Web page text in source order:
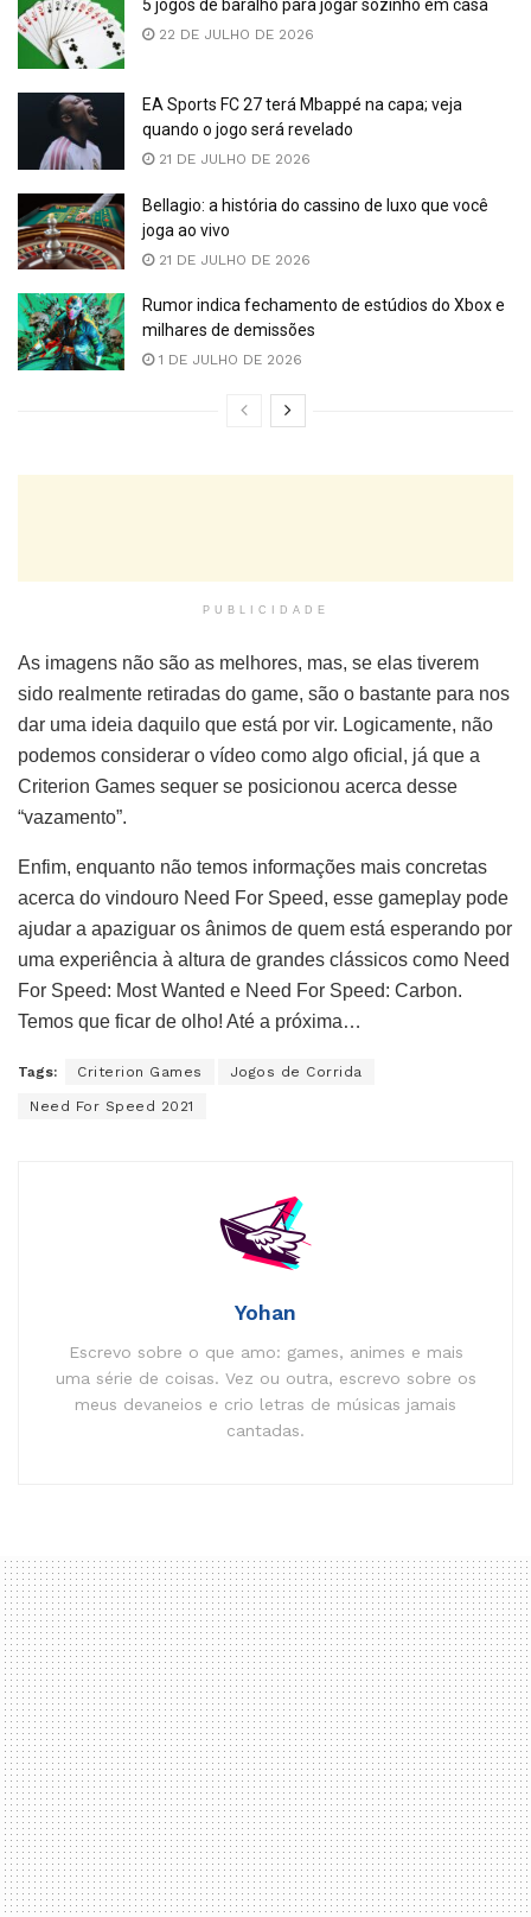
5 jogos de baralho para jogar sozinho em casa
22 DE JULHO DE 2026
EA Sports FC 27 terá Mbappé na capa; veja
quando o jogo será revelado
21 DE JULHO DE 2026
Bellagio: a história do cassino de luxo que você
joga ao vivo
21 DE JULHO DE 2026
Rumor indica fechamento de estúdios do Xbox e
milhares de demissões
1 DE JULHO DE 2026
PUBLICIDADE
As imagens não são as melhores, mas, se elas tiverem
sido realmente retiradas do game, são o bastante para nos
dar uma ideia daquilo que está por vir. Logicamente, não
podemos considerar o vídeo como algo oficial, já que a
Criterion Games sequer se posicionou acerca desse
“vazamento”.
Enfim, enquanto não temos informações mais concretas
acerca do vindouro Need For Speed, esse gameplay pode
ajudar a apaziguar os ânimos de quem está esperando por
uma experiência à altura de grandes clássicos como Need
For Speed: Most Wanted e Need For Speed: Carbon.
Temos que ficar de olho! Até a próxima…
Tags: Criterion Games Jogos de Corrida
Need For Speed 2021
Yohan
Escrevo sobre o que amo: games, animes e mais
uma série de coisas. Vez ou outra, escrevo sobre os
meus devaneios e crio letras de músicas jamais
cantadas.